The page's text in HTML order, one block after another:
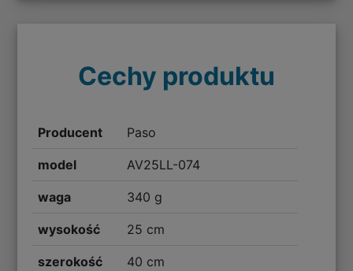
Cechy produktu
Producent Paso
model AV25LL-074
waga 340 g
wysokość 25 cm
szerokość 40 cm